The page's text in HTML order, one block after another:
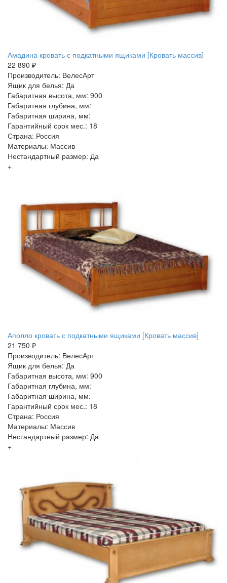
Амадина кровать с подкатными ящиками [Кровать массив]
22 890 ₽
Производитель: ВелесАрт
Ящик для белья: Да
Габаритная высота, мм: 900
Габаритная глубина, мм:
Габаритная ширина, мм:
Гарантийный срок мес.: 18
Страна: Россия
Материалы: Массив
Нестандартный размер: Да
+
Аполло кровать с подкатными ящиками [Кровать массив]
21 750 ₽
Производитель: ВелесАрт
Ящик для белья: Да
Габаритная высота, мм: 900
Габаритная глубина, мм:
Габаритная ширина, мм:
Гарантийный срок мес.: 18
Страна: Россия
Материалы: Массив
Нестандартный размер: Да
+